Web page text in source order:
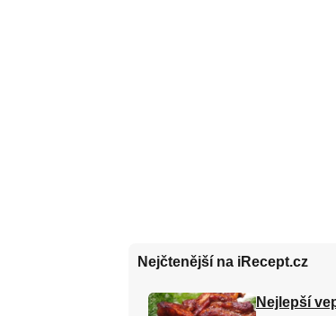
Nejčtenější na iRecept.cz
Nejlepší